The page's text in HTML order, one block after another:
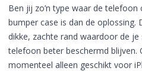
Ben jij zo’n type waar de telefoon
bumper case is dan de oplossing.
dikke, zachte rand waardoor de
telefoon beter beschermd blijven.
momenteel alleen geschikt voor